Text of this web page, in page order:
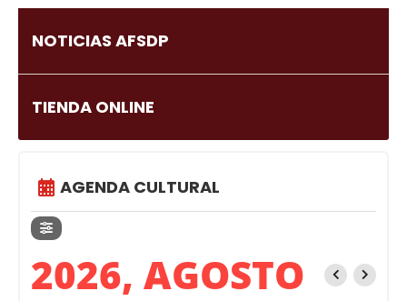
NOTICIAS AFSDP
TIENDA ONLINE
AGENDA CULTURAL
2026, AGOSTO